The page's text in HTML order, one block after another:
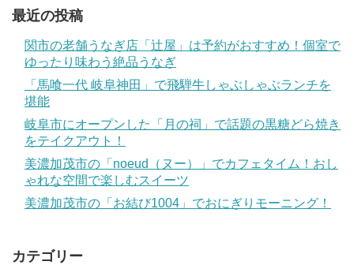
最近の投稿
関市の老舗うなぎ店「辻屋」は予約がおすすめ！個室で
ゆったり味わう絶品うなぎ
「馬喰一代 岐阜神田」で飛騨牛しゃぶしゃぶランチを
堪能
岐阜市にオープンした「月の祠」で話題の黒糖どら焼き
をテイクアウト！
美濃加茂市の「noeud（ヌー）」でカフェタイム！おし
ゃれな空間で楽しむスイーツ
美濃加茂市の「お結び1004」でおにぎりモーニング！
カテゴリー